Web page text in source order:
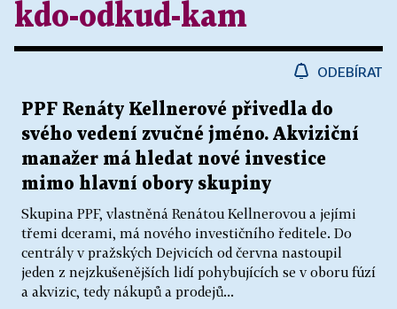
kdo-odkud-kam
ODEBÍRAT
PPF Renáty Kellnerové přivedla do
svého vedení zvučné jméno. Akviziční
manažer má hledat nové investice
mimo hlavní obory skupiny
Skupina PPF, vlastněná Renátou Kellnerovou a jejími
třemi dcerami, má nového investičního ředitele. Do
centrály v pražských Dejvicích od června nastoupil
jeden z nejzkušenějších lidí pohybujících se v oboru fúzí
a akvizic, tedy nákupů a prodejů...